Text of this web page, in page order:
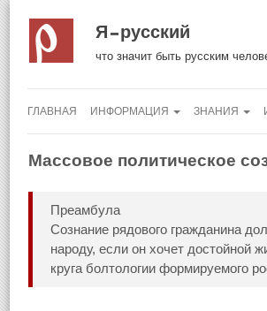
Я русский
что значит быть русским
ГЛАВНАЯ ИНФОРМАЦИЯ ЗНАНИЯ
Массовое политическое
Преамбула
Сознание рядового гражданина
народу, если он хочет достойной
круга болтологии формируемого